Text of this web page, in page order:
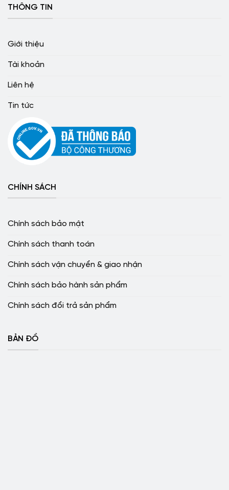
THÔNG TIN
Giới thiệu
Tài khoản
Liên hệ
Tin tức
CHÍNH SÁCH
Chính sách bảo mật
Chính sách thanh toán
Chính sách vận chuyển & giao nhận
Chính sách bảo hành sản phẩm
Chính sách đổi trả sản phẩm
BẢN ĐỒ